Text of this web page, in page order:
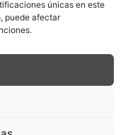
únicas en este
puede afectar